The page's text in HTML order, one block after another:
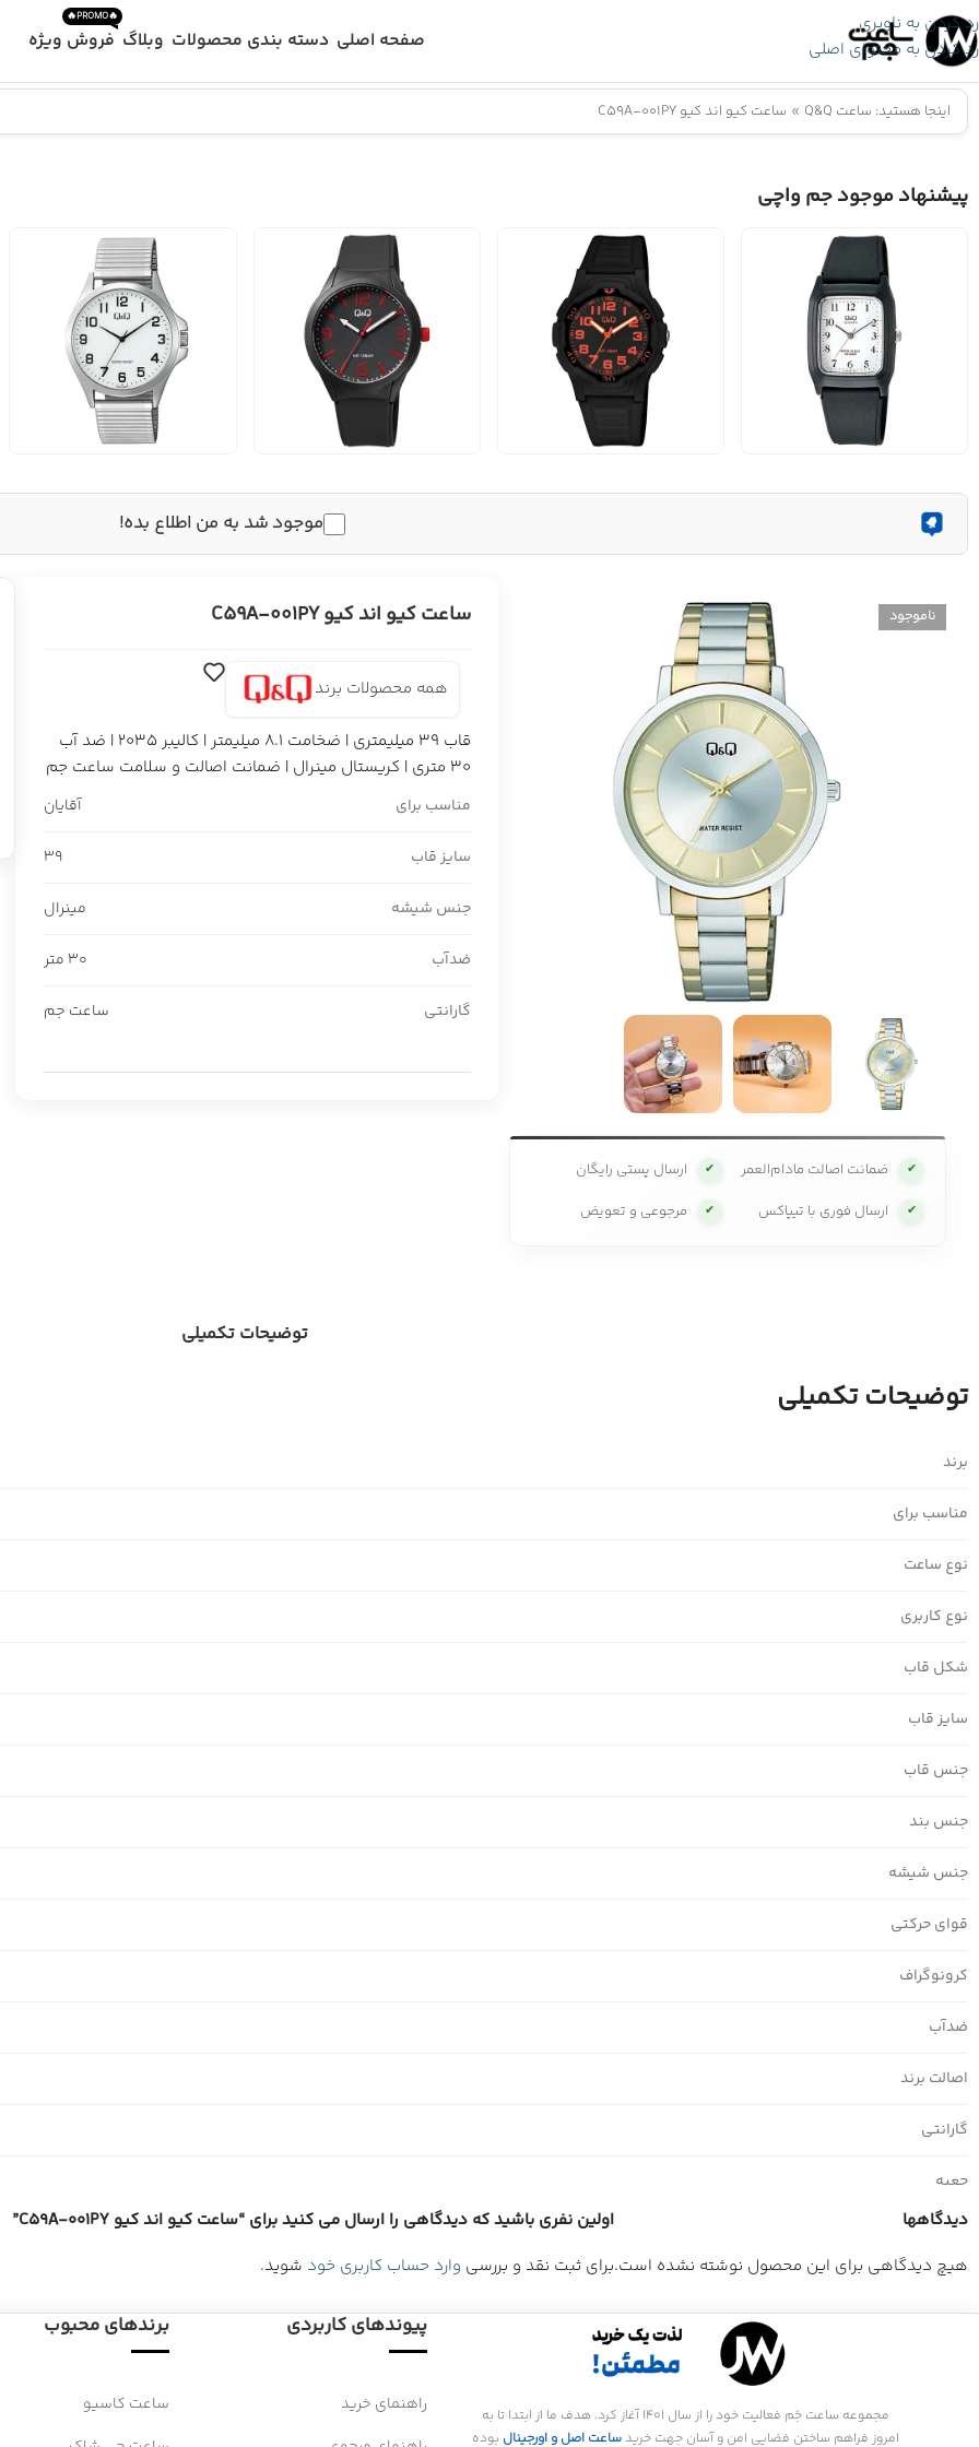
رد کردن به ناوبری
رد کردن به محتوای اصلی
صفحه اصلی دسته بندی محصولات وبلاگ فروش ویژه
🔥PROMO🔥
اینجا هستید: ساعت Q&Q » ساعت کیو اند کیو C59A-001PY
پیشنهاد موجود جم واچی
موجود شد به من اطلاع بده!
ناموجود
✔ ضمانت اصالت مادام‌العمر ✔ ارسال پستی رایگان
✔ ارسال فوری با تیپاکس ✔ مرجوعی و تعویض
ساعت کیو اند کیو C59A-001PY
همه محصولات برند
قاب 39 میلیمتری | ضخامت 8.1 میلیمتر | کالیبر 2035 | ضد آب
30 متری | کریستال مینرال | ضمانت اصالت و سلامت ساعت جم
مناسب برای آقایان
سایز قاب 39
جنس شیشه مینرال
ضدآب 30 متر
گارانتی ساعت جم
توضیحات تکمیلی
توضیحات تکمیلی
برند
مناسب برای
نوع ساعت
نوع کاربری
شکل قاب
سایز قاب
جنس قاب
جنس بند
جنس شیشه
قوای حرکتی
کرونوگراف
ضدآب
اصالت برند
گارانتی
جعبه
دیدگاهها
هیچ دیدگاهی برای این محصول نوشته نشده است.
اولین نفری باشید که دیدگاهی را ارسال می کنید برای “ساعت کیو اند کیو C59A-001PY”
برای ثبت نقد و بررسی وارد حساب کاربری خود شوید.
مجموعه ساعت جَم فعالیت خود را از سال 1401 آغاز کرد. هدف ما از ابتدا تا به
امروز فراهم ساختن فضایی امن و آسان جهت خرید ساعت اصل و اورجینال بوده
پیوندهای کاربردی
راهنمای خرید
برندهای محبوب
ساعت کاسیو